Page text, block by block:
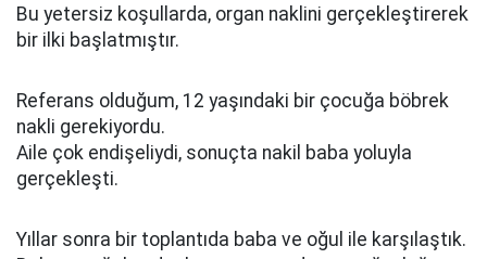
Bu yetersiz koşullarda, organ naklini gerçekleştirerek
bir ilki başlatmıştır.
Referans olduğum, 12 yaşındaki bir çocuğa böbrek
nakli gerekiyordu.
Aile çok endişeliydi, sonuçta nakil baba yoluyla
gerçekleşti.
Yıllar sonra bir toplantıda baba ve oğul ile karşılaştık.